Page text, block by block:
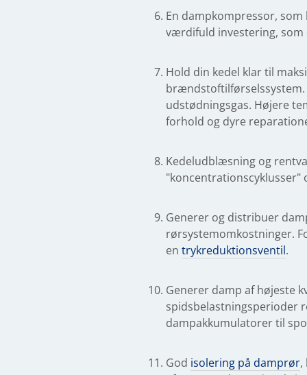
En dampkompressor,
værdifuld investering, som
Hold din kedel klar til
brændstoftilførselssystem.
udstødningsgas. Højere
forhold og dyre
Kedeludblæsning og
"koncentrationscyklusser"
Generer og distribuer
rørsystemomkostninger.
en trykreduktionsventil.
Generer damp af højeste
spidsbelastningsperioder
dampakkumulatorer til
God isolering på damprør,